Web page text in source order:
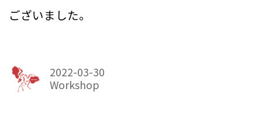
ございました。
2022-03-30
Workshop